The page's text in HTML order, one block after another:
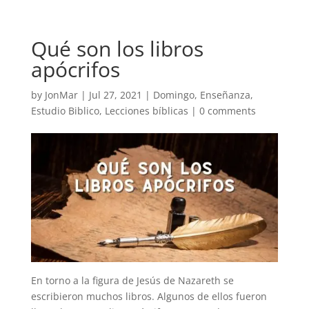
Qué son los libros
apócrifos
by JonMar| Jul 27, 2021 | Domingo, Enseñanza,
Estudio Biblico, Lecciones bíblicas | 0 comments
En torno a la figura de Jesús de Nazareth se
escribieron muchos libros. Algunos de ellos fueron